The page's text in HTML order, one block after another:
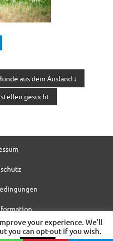
aus dem Ausland ↓
gesucht
News von ThemeZee.
your experience. We'll
you can opt-out if you wish.